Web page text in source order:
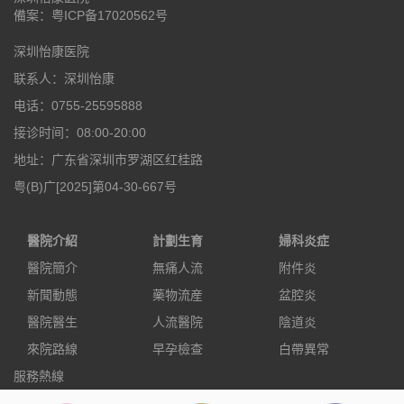
備案： 粤ICP备17020562号
深圳怡康医院
联系人：深圳怡康
电话：0755-25595888
接诊时间：08:00-20:00
地址：广东省深圳市罗湖区红桂路
粤(B)广[2025]第04-30-667号
醫院介紹
醫院簡介
新聞動態
醫院醫生
來院路線
計劃生育
無痛人流
藥物流産
人流醫院
早孕檢查
婦科炎症
附件炎
盆腔炎
陰道炎
白帶異常
服務熱線